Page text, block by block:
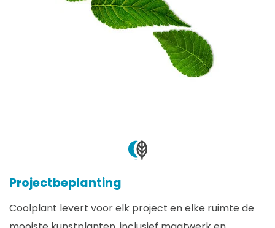
Projectbeplanting
Coolplant levert voor elk project en elke ruimte de